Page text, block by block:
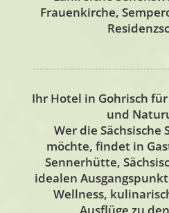
Frauenkirche,
Ihr Hotel in Gohrisch
und
Wer die Sächsische
möchte, findet in
Sennerhütte,
idealen
Wellness,